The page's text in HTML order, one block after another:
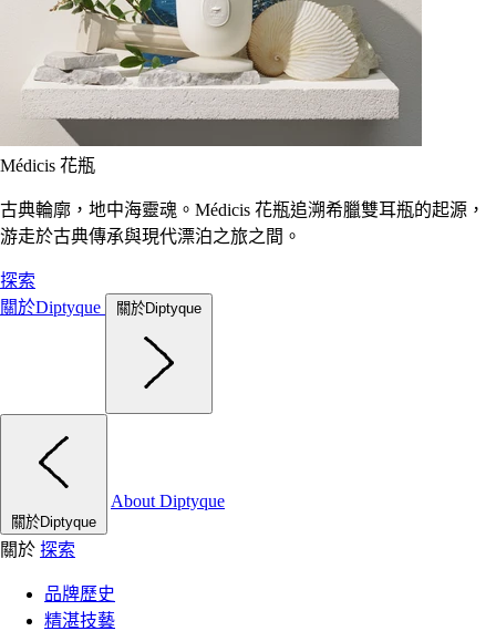
Médicis 花瓶
古典輪廓，地中海靈魂。Médicis 花瓶追溯希臘雙耳瓶的起源，
游走於古典傳承與現代漂泊之旅之間。
探索
關於Diptyque
關於Diptyque
關於Diptyque
About Diptyque
關於 探索
品牌歷史
精湛技藝